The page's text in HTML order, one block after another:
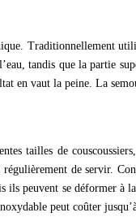
Traditionnellement
tandis que la partie
en vaut la peine. La
tailles de
de servir.
peuvent se déformer
peut coûter